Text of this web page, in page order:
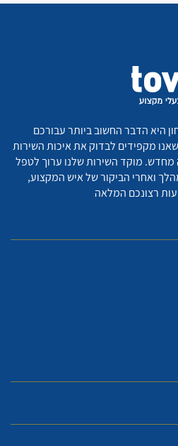
היא הדבר החשוב ביותר עבורכם
מקפידים לבדוק את איכות השירות
מוקד השירות שלנו ערוך לטפל
ואחרי הביקור של איש המקצוע,
רצונכם המלאה